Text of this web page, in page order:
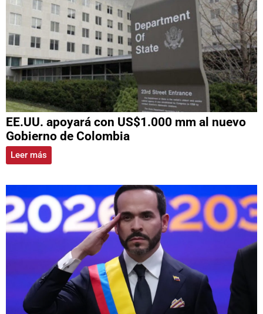
EE.UU. apoyará con US$1.000 mm al nuevo
Gobierno de Colombia
Leer más